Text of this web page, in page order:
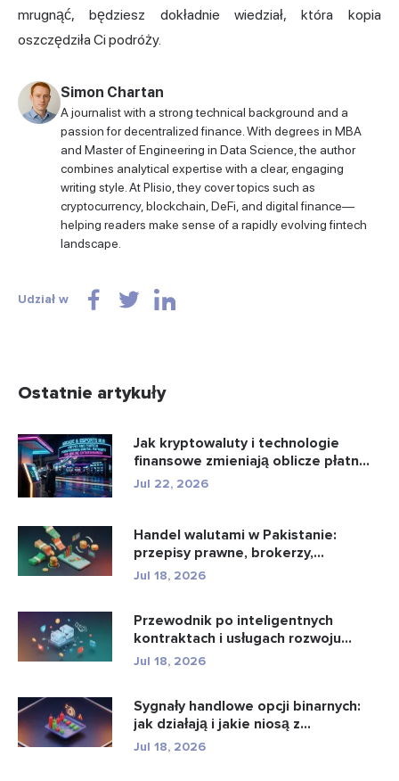
mrugnąć, będziesz dokładnie wiedział, która kopia
oszczędziła Ci podróży.
Simon Chartan
A journalist with a strong technical background and a
passion for decentralized finance. With degrees in MBA
and Master of Engineering in Data Science, the author
combines analytical expertise with a clear, engaging
writing style. At Plisio, they cover topics such as
cryptocurrency, blockchain, DeFi, and digital finance—
helping readers make sense of a rapidly evolving fintech
landscape.
Udział w
Ostatnie artykuły
Jak kryptowaluty i technologie
finansowe zmieniają oblicze płatn...
Jul 22, 2026
Handel walutami w Pakistanie:
przepisy prawne, brokerzy,
aplikacje...
Jul 18, 2026
Przewodnik po inteligentnych
kontraktach i usługach rozwoju
intel...
Jul 18, 2026
Sygnały handlowe opcji binarnych:
jak działają i jakie niosą z...
Jul 18, 2026